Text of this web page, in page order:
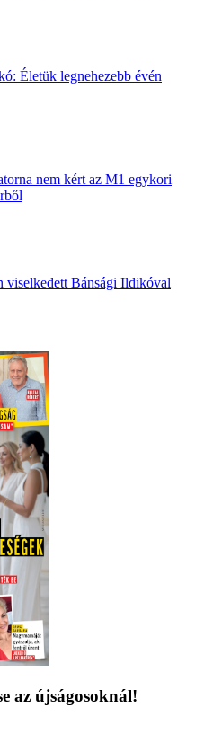
Életük legnehezebb évén
nem kért az M1 egykori
viselkedett Bánsági Ildikóval
az újságosoknál!